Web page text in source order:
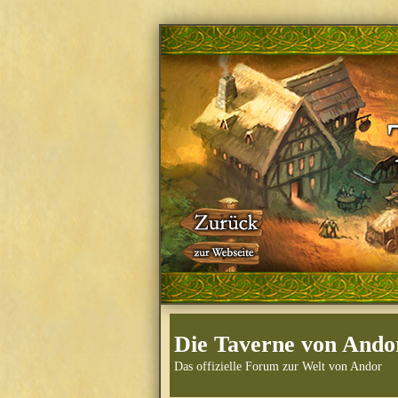
Die Taverne von
Das offizielle Forum zur Welt von Andor